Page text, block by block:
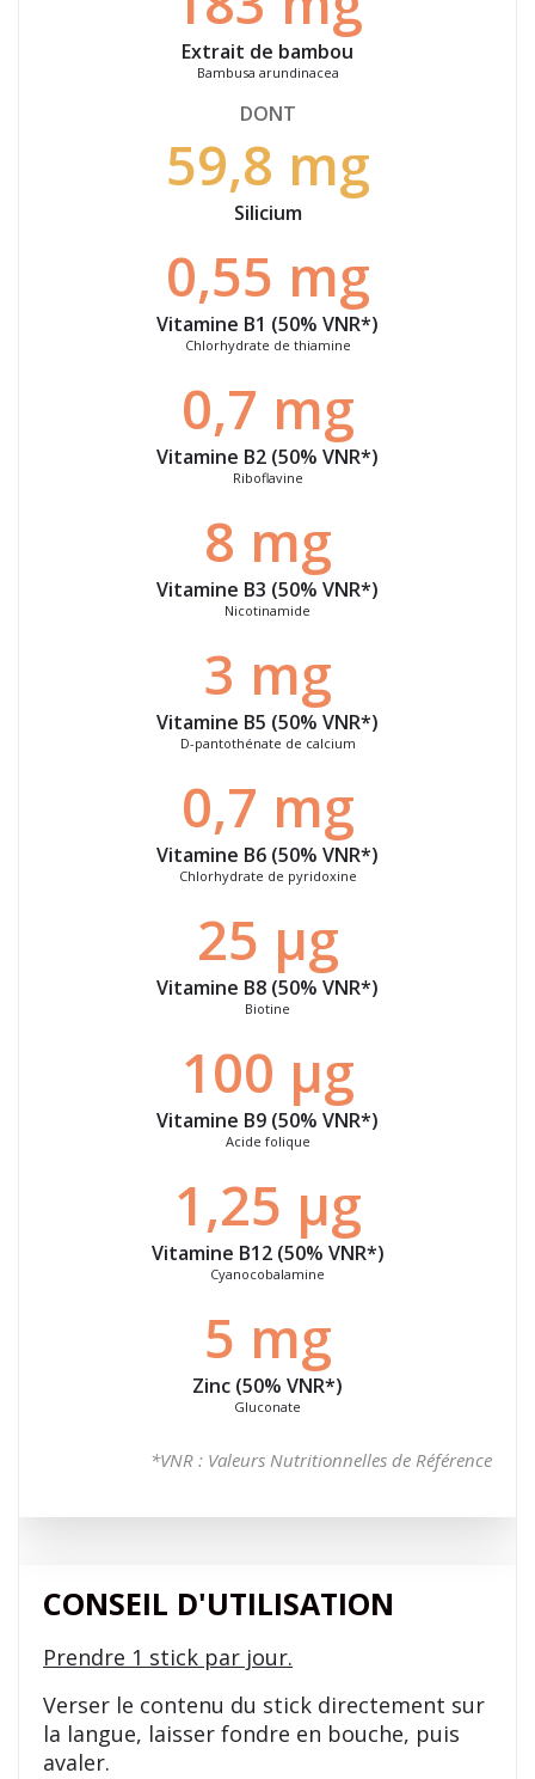
Extrait de bambou
Bambusa arundinacea
DONT
59,8 mg
Silicium
0,55 mg
Vitamine B1 (50% VNR*)
Chlorhydrate de thiamine
0,7 mg
Vitamine B2 (50% VNR*)
Riboflavine
8 mg
Vitamine B3 (50% VNR*)
Nicotinamide
3 mg
Vitamine B5 (50% VNR*)
D-pantothénate de calcium
0,7 mg
Vitamine B6 (50% VNR*)
Chlorhydrate de pyridoxine
25 μg
Vitamine B8 (50% VNR*)
Biotine
100 μg
Vitamine B9 (50% VNR*)
Acide folique
1,25 μg
Vitamine B12 (50% VNR*)
Cyanocobalamine
5 mg
Zinc (50% VNR*)
Gluconate
*VNR : Valeurs Nutritionnelles de Référence
CONSEIL D'UTILISATION
Prendre 1 stick par jour.
Verser le contenu du stick directement sur
la langue, laisser fondre en bouche, puis
avaler.